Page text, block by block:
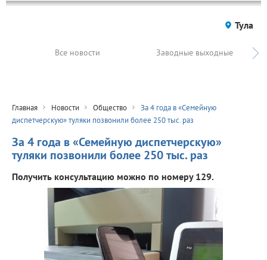
Тула
Все новости Заводные выходные
Главная Новости Общество
За 4 года в «Семейную
диспетчерскую» туляки позвонили более 250 тыс. раз
За 4 года в «Семейную диспетчерскую»
туляки позвонили более 250 тыс. раз
Получить консультацию можно по номеру 129.